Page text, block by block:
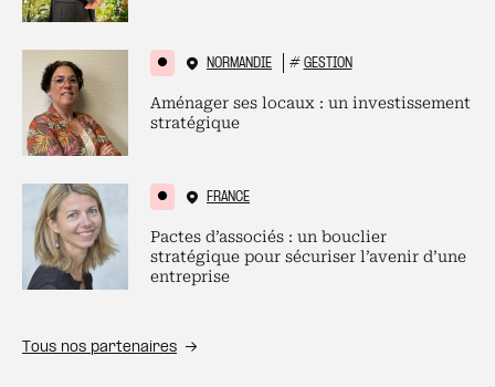
NORMANDIE # GESTION
Aménager ses locaux : un investissement
stratégique
FRANCE
Pactes d’associés : un bouclier
stratégique pour sécuriser l’avenir d’une
entreprise
Tous nos partenaires